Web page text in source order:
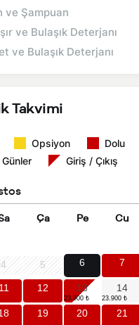
ve Şampuan
ve Bulaşık Deterjanı
ve Bulaşık Deterjanı
Takvimi
Opsiyon
Dolu
Giriş / Çıkış
Ça Pe Cu
4 5 6 7
11 12 13 14
19 20 21